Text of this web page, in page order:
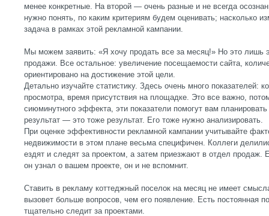
менее конкретные. На второй — очень разные и не всегда
нужно понять, по каким критериям будем оценивать; насколько
задача в рамках этой рекламной кампании.
Мы можем заявить: «Я хочу продать все за месяц!» Но это лишь
продажи. Все остальное: увеличение посещаемости сайта,
ориентировано на достижение этой цели.
Детально изучайте статистику. Здесь очень много показателей:
просмотра, время присутствия на площадке. Это все важно,
сиюминутного эффекта, эти показатели помогут вам
результат — это тоже результат. Его тоже нужно анализировать.
При оценке эффективности рекламной кампании учитывайте
недвижимости в этом плане весьма специфичен. Коллеги
ездят и следят за проектом, а затем приезжают в отдел продаж.
он узнал о вашем проекте, он и не вспомнит.
Ставить в рекламу коттеджный поселок на месяц не имеет
вызовет больше вопросов, чем его появление. Есть постоянная
тщательно следит за проектами.